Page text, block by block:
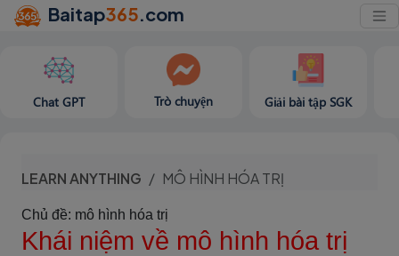
Baitap365.com
Chat GPT Trò chuyện Giải bài tập SGK
LEARN ANYTHING MÔ HÌNH HÓA TRỊ
Chủ đề: mô hình hóa trị
Khái niệm về mô hình hóa trị